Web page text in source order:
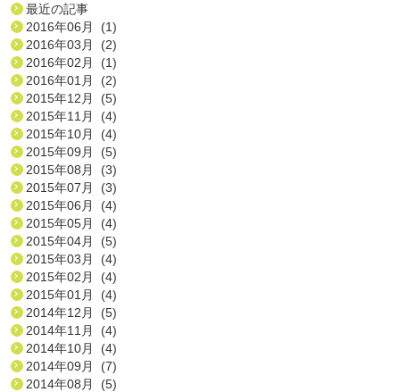
最近の記事
2016年06月 (1)
2016年03月 (2)
2016年02月 (1)
2016年01月 (2)
2015年12月 (5)
2015年11月 (4)
2015年10月 (4)
2015年09月 (5)
2015年08月 (3)
2015年07月 (3)
2015年06月 (4)
2015年05月 (4)
2015年04月 (5)
2015年03月 (4)
2015年02月 (4)
2015年01月 (4)
2014年12月 (5)
2014年11月 (4)
2014年10月 (4)
2014年09月 (7)
2014年08月 (5)